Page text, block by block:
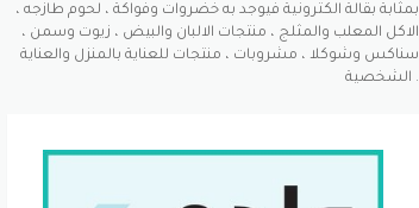
بمثابة بقالة الكترونية فيوجد به خضروات وفواكة ، لحوم طازجه ،
الاكل المعلب والمثلج ، منتجات الالبان والبيض ، زيوت وسمن ،
سناكس وشوكلا ، مشروبات ، منتجات للعناية بالمنزل والعناية
الشخصية .